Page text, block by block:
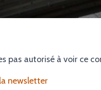
pas autorisé à voir ce
newsletter